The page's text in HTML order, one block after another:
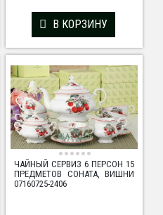
В КОРЗИНУ
ЧАЙНЫЙ СЕРВИЗ 6 ПЕРСОН 15
ПРЕДМЕТОВ СОНАТА, ВИШНИ
07160725-2406